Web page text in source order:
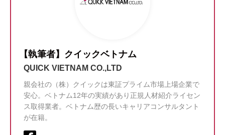
【執筆者】クイックベトナム
QUICK VIETNAM CO.,LTD
親会社の（株）クイックは東証プライム市場上場企業で
安心。ベトナム12年の実績があり正規人材紹介ライセン
ス取得業者。ベトナム歴の長いキャリアコンサルタント
が在籍。